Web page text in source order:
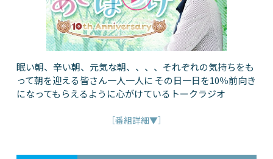
眠い朝、辛い朝、元気な朝、、、、それぞれの気持ちをも
って朝を迎える皆さん一人一人に その日一日を10％前向き
になってもらえるように心がけているトークラジオ
［番組詳細▼］